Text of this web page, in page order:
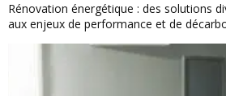
Rénovation énergétique : des solutions
aux enjeux de performance et de